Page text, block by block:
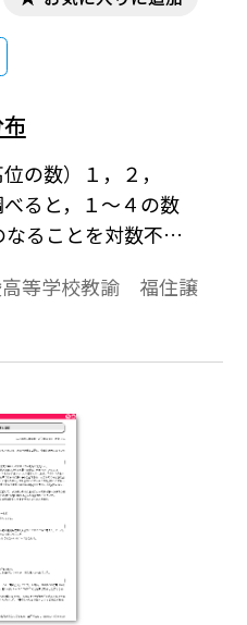
の数）１，２，
ると，１～４の数
ることを対数不等
高等学校教諭 福住譲